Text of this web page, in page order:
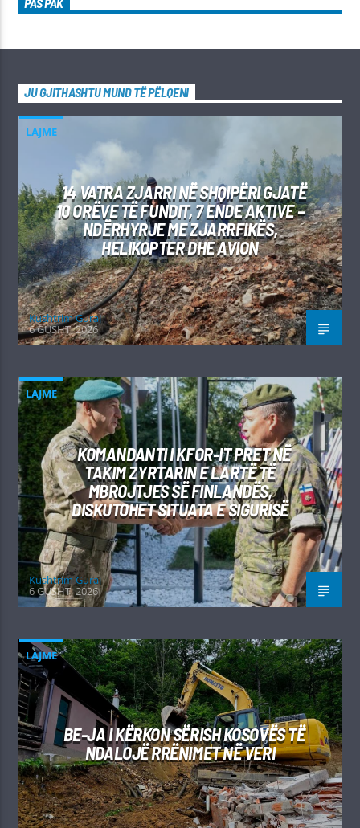
JU GJITHASHTU MUND TË PËLQENI
LAJME
14 VATRA ZJARRI NË SHQIPËRI GJATË
10 ORËVE TË FUNDIT, 7 ENDE AKTIVE –
NDËRHYRJE ME ZJARRFIKËS,
HELIKOPTER DHE AVION
Kushtrim Guraj
6 GUSHT, 2026
LAJME
KOMANDANTI I KFOR-IT PRET NË
TAKIM ZYRTARIN E LARTË TË
MBROJTJES SË FINLANDËS,
DISKUTOHET SITUATA E SIGURISË
Kushtrim Guraj
6 GUSHT, 2026
LAJME
BE-JA I KËRKON SËRISH KOSOVËS TË
NDALOJË RRËNIMET NË VERI